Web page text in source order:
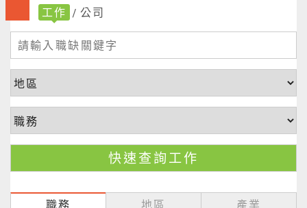
工作 公司
職務 地區 產業